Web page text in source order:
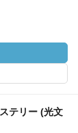
テリー (光文